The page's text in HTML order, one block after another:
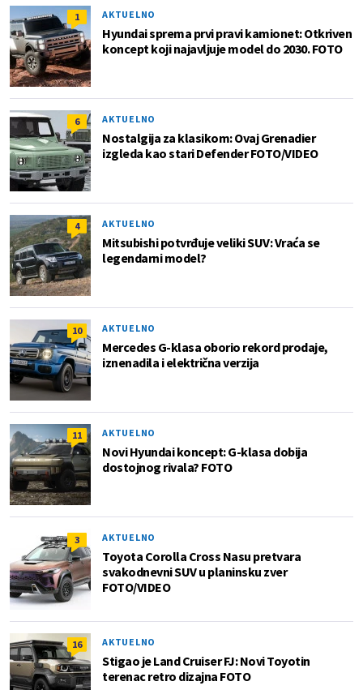
1 AKTUELNO
Hyundai sprema prvi pravi kamionet: Otkriven
koncept koji najavljuje model do 2030. FOTO
6 AKTUELNO
Nostalgija za klasikom: Ovaj Grenadier
izgleda kao stari Defender FOTO/VIDEO
4 AKTUELNO
Mitsubishi potvrđuje veliki SUV: Vraća se
legendarni model?
10 AKTUELNO
Mercedes G-klasa oborio rekord prodaje,
iznenadila i električna verzija
11 AKTUELNO
Novi Hyundai koncept: G-klasa dobija
dostojnog rivala? FOTO
3 AKTUELNO
Toyota Corolla Cross Nasu pretvara
svakodnevni SUV u planinsku zver
FOTO/VIDEO
16 AKTUELNO
Stigao je Land Cruiser FJ: Novi Toyotin
terenac retro dizajna FOTO